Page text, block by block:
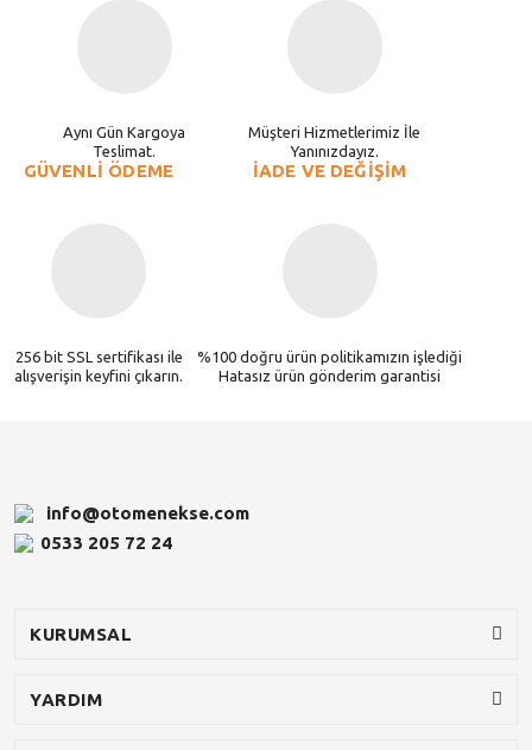
Aynı Gün Kargoya
Teslimat.
Müşteri Hizmetlerimiz İle
Yanınızdayız.
GÜVENLİ ÖDEME
256 bit SSL sertifikası ile
alışverişin keyfini çıkarın.
İADE VE DEĞİŞİM
%100 doğru ürün politikamızın işlediği
Hatasız ürün gönderim garantisi
info@otomenekse.com
0533 205 72 24
KURUMSAL
YARDIM